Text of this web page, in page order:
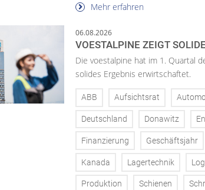
Mehr erfahren
06.08.2026
VOESTALPINE ZEIGT
Die voestalpine hat im 1. Quartal
solides Ergebnis erwirtschaftet.
ABB Aufsichtsrat
Deutschland Donawitz
Finanzierung Geschäftsjahr
Kanada Lagertechnik
Produktion Schienen